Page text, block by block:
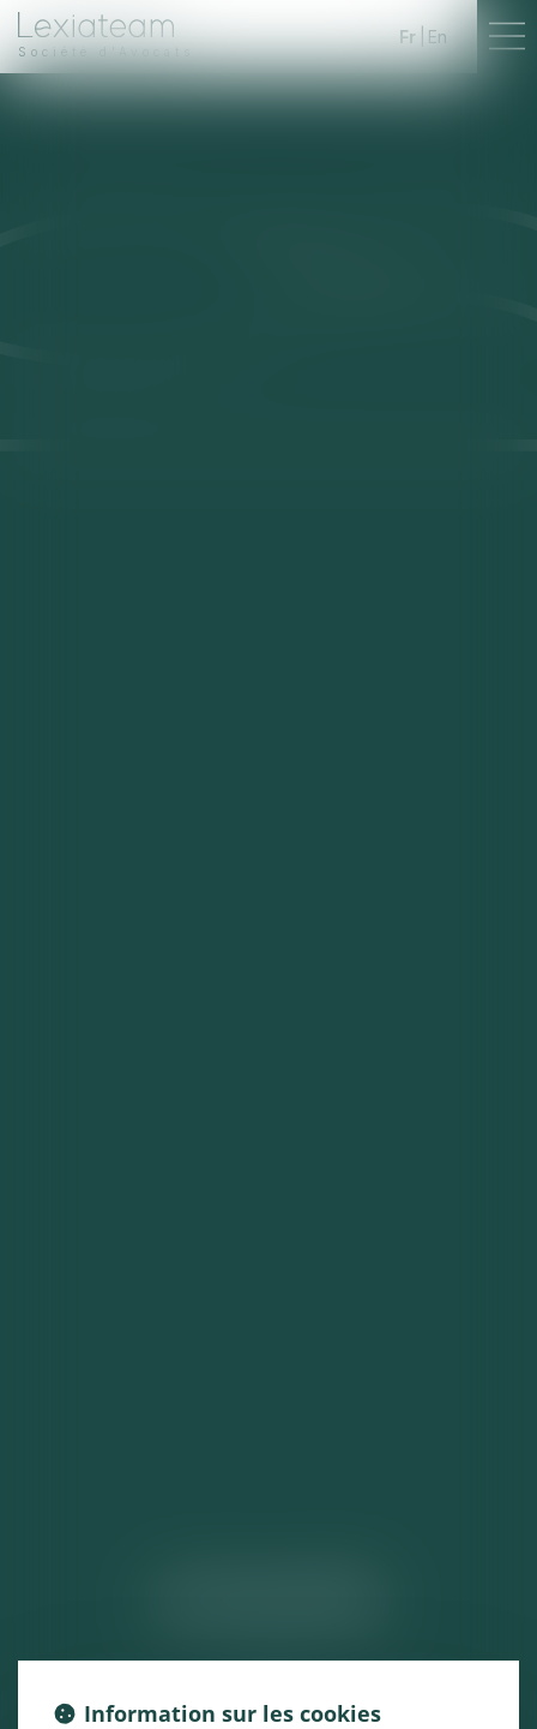
Société d'Avocats
Fr En
Information sur les cookies